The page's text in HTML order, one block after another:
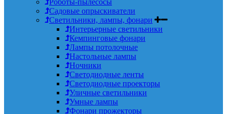
Садовые опрыскиватели
Светильники, лампы, фонари
Интерьерные светильники
Кемпинговые фонари
Лампы потолочные
Настольные лампы
Ночники
Светодиодные ленты
Светодиодные проекторы
Уличные светильники
Умные лампы
Фонари прожекторы